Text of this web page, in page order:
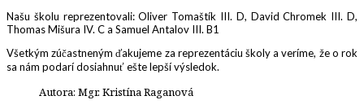
Našu školu reprezentovali: Oliver Tomaštík III. D, David Chromek III. D,
Thomas Mišura IV. C a Samuel Antalov III. B1
Všetkým zúčastneným ďakujeme za reprezentáciu školy a veríme, že o rok
sa nám podarí dosiahnuť ešte lepší výsledok.
Autora: Mgr. Kristína Raganová